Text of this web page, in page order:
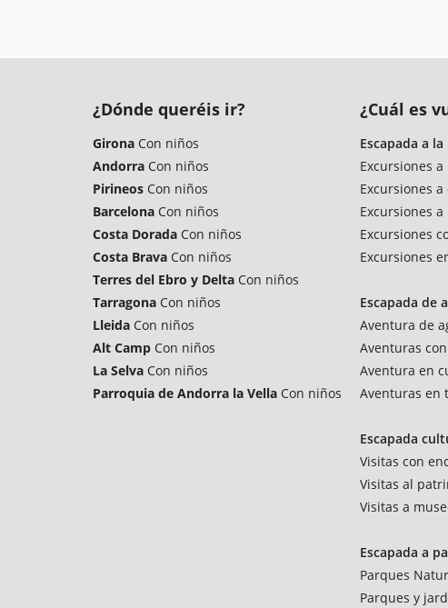
¿Dónde queréis ir?
Girona Con niños
Andorra Con niños
Pirineos Con niños
Barcelona Con niños
Costa Dorada Con niños
Costa Brava Con niños
Terres del Ebro y Delta Con niños
Tarragona Con niños
Lleida Con niños
Alt Camp Con niños
La Selva Con niños
Parroquia de Andorra la Vella Con niños
¿Cuál es
Escapada a
Excursiones a
Excursiones
Excursiones a
Excursiones
Excursiones
Escapada de
Aventura de
Aventuras
Aventura en
Aventuras en
Escapada
Visitas con
Visitas al
Visitas a
Escapada a
Parques
Parques y